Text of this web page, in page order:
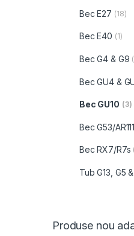
Bec E27 (18)
Bec E40 (1)
Bec G4 & G9
Bec GU4 &
Bec GU10 (3)
Bec G53/
Bec RX7/R7s
Tub G13, G5
Produse nou